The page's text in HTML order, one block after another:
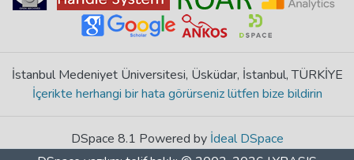
İstanbul Medeniyet Üniversitesi, Üsküdar, İstanbul, TÜRKİYE
İçerikte herhangi bir hata görürseniz lütfen bize bildirin
DSpace 8.1 Powered by İdeal DSpace